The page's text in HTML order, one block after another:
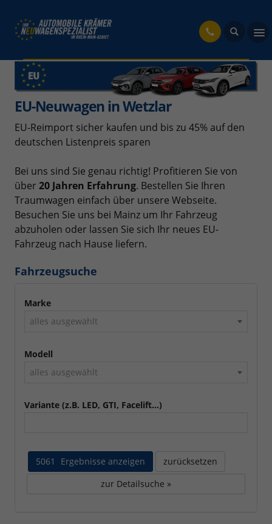
EU-Neuwagen in Wetzlar
EU-Reimport sicher kaufen und bis zu 45% auf den
deutschen Listenpreis sparen
Bei uns sind Sie genau richtig! Profitieren Sie von
über 20 Jahren Erfahrung. Bestellen Sie Ihren
Traumwagen einfach über unsere Webseite.
Besuchen Sie uns bei Mainz um Ihr Fahrzeug
abzuholen oder lassen Sie sich Ihr neues EU-
Fahrzeug nach Hause liefern.
Fahrzeugsuche
Marke
alles ausgewählt
Modell
alles ausgewählt
Variante (z.B. LED, GTI, Facelift...)
5061 Ergebnisse anzeigen
zurücksetzen
zur Detailsuche »